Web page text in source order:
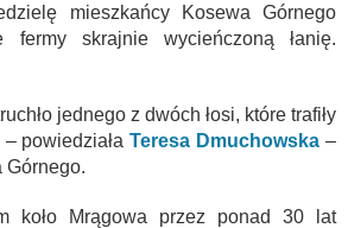
mieszkańcy Kosewa Górnego
fermy skrajnie wycieńczoną łanię.
jednego z dwóch łosi, które trafiły
– powiedziałaTeresa Dmuchowska –
Górnego.
koło Mrągowa przez ponad 30 lat